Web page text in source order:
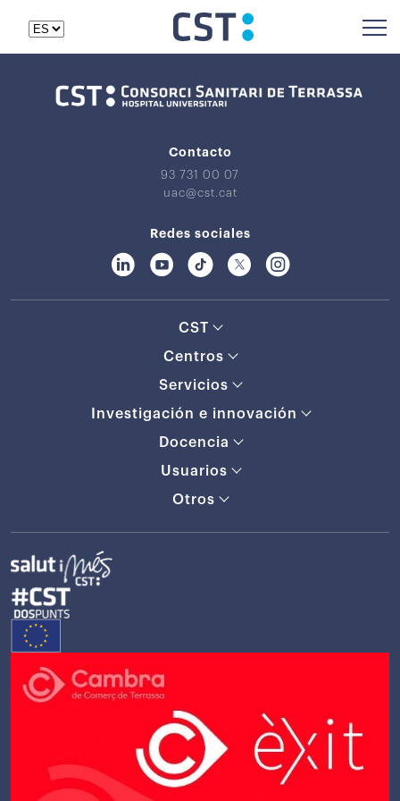
Contacto
93 731 00 07
uac@cst.cat
Redes sociales
CST
Centros
Servicios
Investigación e innovación
Docencia
Usuarios
Otros